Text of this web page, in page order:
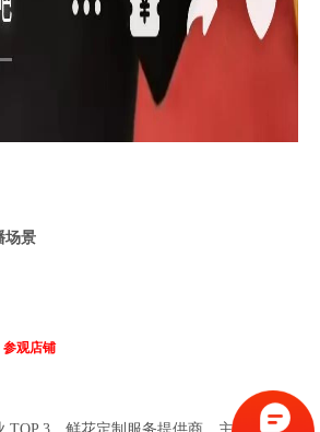
场景
参观店铺